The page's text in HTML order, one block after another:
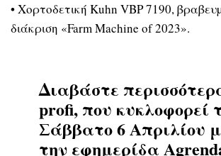
• Χορτοδετική Kuhn VBP 7190,
διάκριση «Farm Machine of 2023».
Διαβάστε
profi, που κυκλοφορεί
Σάββατο 6 Απριλίου
την εφημερίδα